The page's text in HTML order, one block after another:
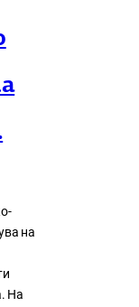
на
На